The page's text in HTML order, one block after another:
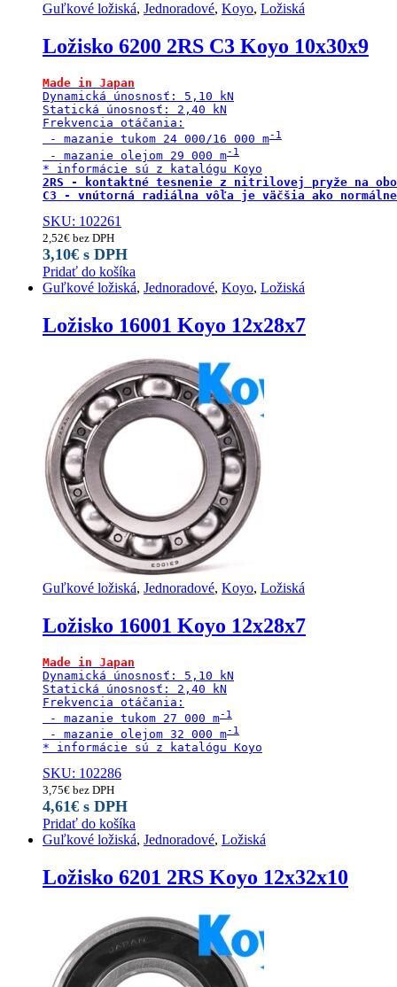
Guľkové ložiská, Jednoradové, Koyo, Ložiská
Ložisko 6200 2RS C3 Koyo 10x30x9
Made in Japan
Dynamická únosnosť: 5,10 kN
Statická únosnosť: 2,40 kN
Frekvencia otáčania:
- mazanie tukom 24 000/16 000 m
- mazanie olejom 29 000 m
2RS - kontaktné tesnenie z nitrilovej pryže na
C3 - vnútorná radiálna vôľa je väčšia ako normálne
SKU: 102261
2,52€ bez DPH
3,10€ s DPH
Pridať do košíka
Guľkové ložiská, Jednoradové, Koyo, Ložiská
Ložisko 16001 Koyo 12x28x7
Guľkové ložiská, Jednoradové, Koyo, Ložiská
Ložisko 16001 Koyo 12x28x7
Dynamická únosnosť: 5,10 kN
Statická únosnosť: 2,40 kN
Frekvencia otáčania:
- mazanie tukom 27 000 m
- mazanie olejom 32 000 m
* informácie sú z katalógu Koyo
SKU: 102286
3,75€ bez DPH
4,61€ s DPH
Pridať do košíka
Guľkové ložiská, Jednoradové, Ložiská
Ložisko 6201 2RS Koyo 12x32x10